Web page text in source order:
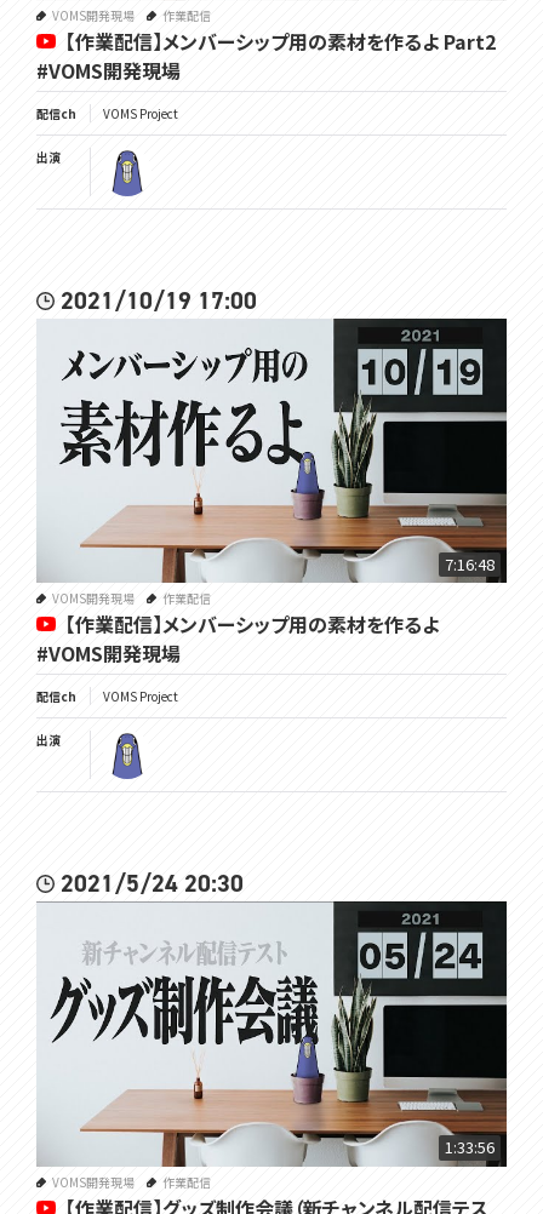
VOMS開発現場 作業配信
【作業配信】メンバーシップ用の素材を作るよ Part2
#VOMS開発現場
配信ch VOMS Project
出演
2021/10/19 17:00
7:16:48
VOMS開発現場 作業配信
【作業配信】メンバーシップ用の素材を作るよ
#VOMS開発現場
配信ch VOMS Project
出演
2021/5/24 20:30
1:33:56
VOMS開発現場 作業配信
【作業配信】グッズ制作会議（新チャンネル配信テス